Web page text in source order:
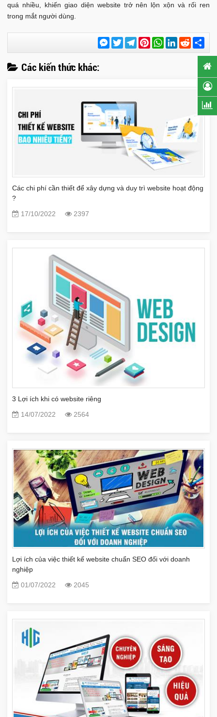
quá nhiều, khiến giao diện website trở nên lộn xộn và rối ren
trong mắt người dùng.
Messenger
TwitterTelegramPinterestWhatsApp
LinkedIn
Reddit
Các kiến thức khác:
Các chi phí cần thiết để xây dựng và duy trì website hoạt động
?
17/10/2022
2397
3 Lợi ích khi có website riêng
14/07/2022
2564
Lợi ích của việc thiết kế website chuẩn SEO đối với doanh
nghiệp
01/07/2022
2045